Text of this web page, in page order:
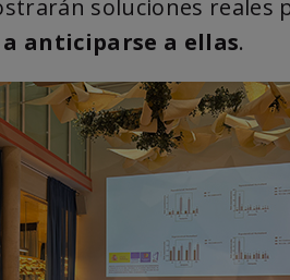
soluciones reales
anticiparse a ellas.